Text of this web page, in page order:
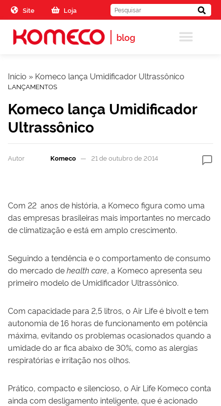
Skip to the content
Site Loja
blog
Início » Komeco lança Umidificador Ultrassônico
LANÇAMENTOS
Komeco lança Umidificador
Ultrassônico
Autor Komeco 21 de outubro de 2014
Com 22 anos de história, a Komeco figura como uma
das empresas brasileiras mais importantes no mercado
de climatização e está em amplo crescimento.
Seguindo a tendência e o comportamento de consumo
do mercado dehealth care, a Komeco apresenta seu
primeiro modelo de Umidificador Ultrassônico.
Com capacidade para 2,5 litros, o Air Life é bivolt e tem
autonomia de 16 horas de funcionamento em potência
máxima, evitando os problemas ocasionados quando a
umidade do ar fica abaixo de 30%, como as alergias
respiratórias e irritação nos olhos.
Prático, compacto e silencioso, o Air Life Komeco conta
ainda com desligamento inteligente, que é acionado